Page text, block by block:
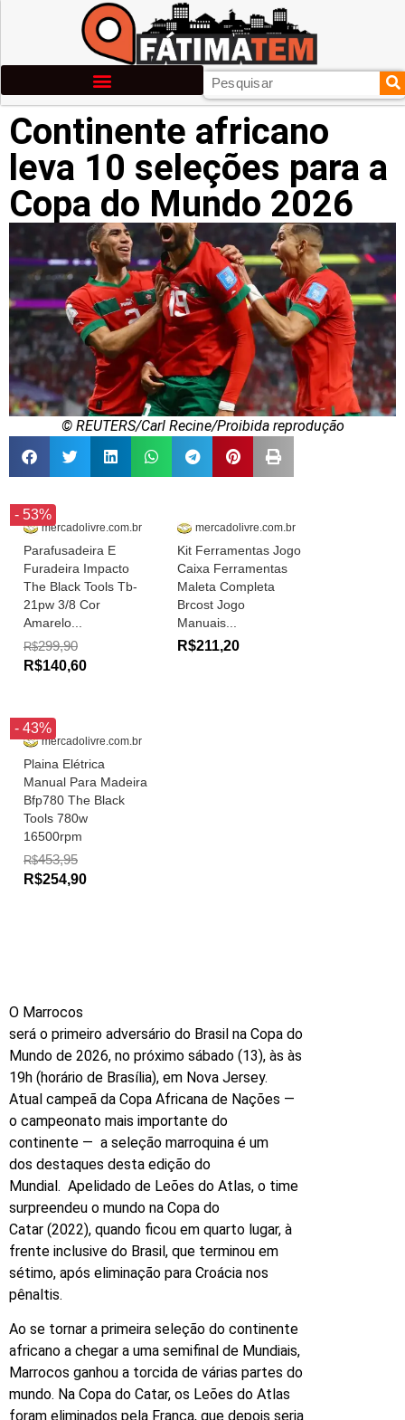
Continente africano
leva 10 seleções para a
Copa do Mundo 2026
© REUTERS/Carl Recine/Proibida reprodução
- 53%
mercadolivre.com.br
Parafusadeira E
Furadeira Impacto
The Black Tools Tb-
21pw 3/8 Cor
Amarelo...
R$299,90
R$140,60
mercadolivre.com.br
Kit Ferramentas Jogo
Caixa Ferramentas
Maleta Completa
Brcost Jogo
Manuais...
R$211,20
- 43%
mercadolivre.com.br
Plaina Elétrica
Manual Para Madeira
Bfp780 The Black
Tools 780w
16500rpm
R$453,95
R$254,90
O Marrocos
será o primeiro adversário do Brasil na Copa do
Mundo de 2026, no próximo sábado (13), às às
19h (horário de Brasília), em Nova Jersey.
Atual campeã da Copa Africana de Nações —
o campeonato mais importante do
continente — a seleção marroquina é um
dos destaques desta edição do
Mundial. Apelidado de Leões do Atlas, o time
surpreendeu o mundo na Copa do
Catar (2022), quando ficou em quarto lugar, à
frente inclusive do Brasil, que terminou em
sétimo, após eliminação para Croácia nos
pênaltis.
Ao se tornar a primeira seleção do continente
africano a chegar a uma semifinal de Mundiais,
Marrocos ganhou a torcida de várias partes do
mundo. Na Copa do Catar, os Leões do Atlas
foram eliminados pela França, que depois seria